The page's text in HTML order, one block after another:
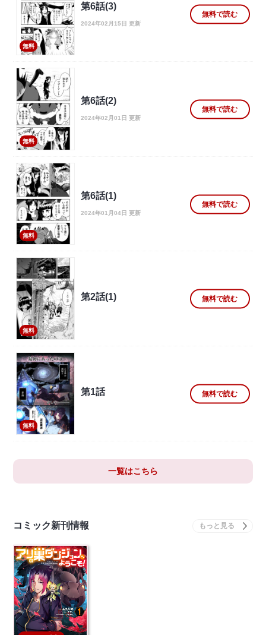
無料
第6話(3)
2024年02月15日 更新
無料で読む
無料
第6話(2)
2024年02月01日 更新
無料で読む
無料
第6話(1)
2024年01月04日 更新
無料で読む
無料
第2話(1) 無料で読む
無料
第1話 無料で読む
一覧はこちら
コミック新刊情報